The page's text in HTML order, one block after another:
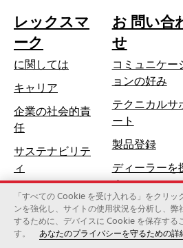
レックスマ
ーク
に関しては
キャリア
企業の社会的責
任新
い
タ
ブ
で
開
サステナビリテ
ィ
お 問い合
せ
コミュニケー
ョンの好み
テクニカルサ
ート
し
い
タ
ブ
で
開
く
製品登録
ディーラーを
す
レックスマーク・インターナシ
社）
「すべての Cookie を受け入れる」をクリッ
ンを強化し、サイトの使用状況を分析し、
するために、デバイスに Cookie を保存する
す。
あなたのプライバシーを守るための詳